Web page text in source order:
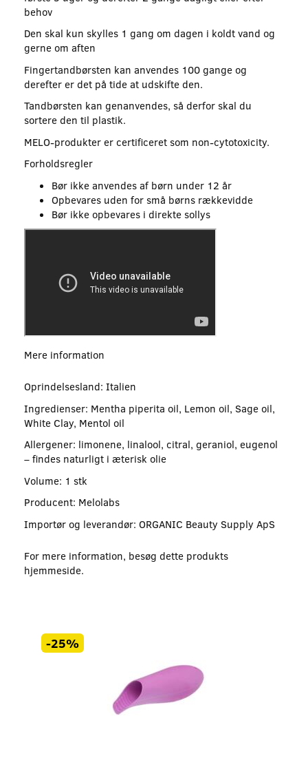
behov
Den skal kun skylles 1 gang om dagen i koldt vand og
gerne om aften
Fingertandbørsten kan anvendes 100 gange og
derefter er det på tide at udskifte den.
Tandbørsten kan genanvendes, så derfor skal du
sortere den til plastik.
MELO-produkter er certificeret som non-cytotoxicity.
Forholdsregler
Bør ikke anvendes af børn under 12 år
Opbevares uden for små børns rækkevidde
Bør ikke opbevares i direkte sollys
Mere information
Oprindelsesland: Italien
Ingredienser: Mentha piperita oil, Lemon oil, Sage oil,
White Clay, Mentol oil
Allergener: limonene, linalool, citral, geraniol, eugenol
– findes naturligt i æterisk olie
Volume: 1 stk
Producent: Melolabs
Importør og leverandør: ORGANIC Beauty Supply ApS
For mere information, besøg dette produkts
hjemmeside.
-25%